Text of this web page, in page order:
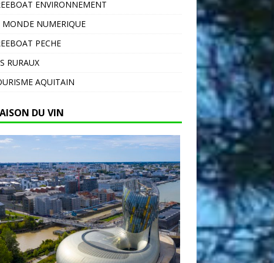
ENVIRONNEMENT
MONDE NUMERIQUE
PECHE
RURAUX
AQUITAIN
DU VIN